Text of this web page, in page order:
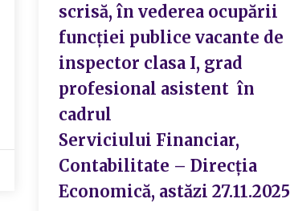
scrisă, în vederea ocupării
funcției publice vacante de
inspector clasa I, grad
profesional asistent în
cadrul
Serviciului Financiar,
Contabilitate – Direcția
Economică, astăzi 27.11.2025